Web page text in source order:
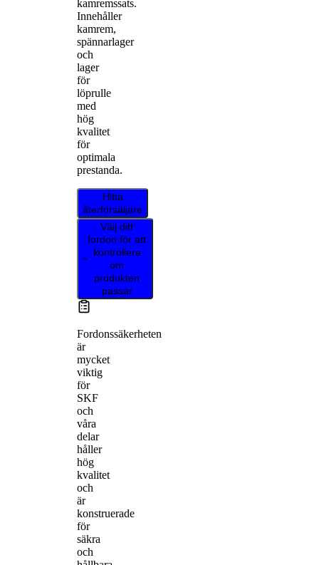
kamremssats.
Innehåller
kamrem,
spännarlager
och
lager
för
löprulle
med
hög
kvalitet
för
optimala
prestanda.
Hitta
återförsäljare
Välj ditt
fordon för att
kontrollera
om
produkten
passar
Fordonssäkerheten
är
mycket
viktig
för
SKF
och
våra
delar
håller
hög
kvalitet
och
är
konstruerade
för
säkra
och